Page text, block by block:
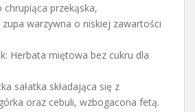
chrupiąca przekąska,
zupa warzywna o niskiej zawartości
Herbata miętowa bez cukru dla
sałatka składająca się z
oraz cebuli, wzbogacona fetą.